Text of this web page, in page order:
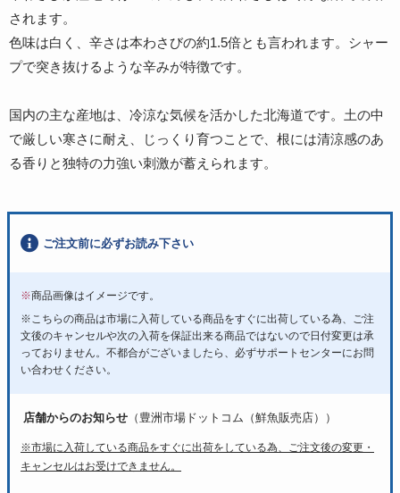
されます。
色味は白く、辛さは本わさびの約1.5倍とも言われます。シャー
プで突き抜けるような辛みが特徴です。
国内の主な産地は、冷涼な気候を活かした北海道です。土の中
で厳しい寒さに耐え、じっくり育つことで、根には清涼感のあ
る香りと独特の力強い刺激が蓄えられます。
ご注文前に必ずお読み下さい
※商品画像はイメージです。
※こちらの商品は市場に入荷している商品をすぐに出荷している為、ご注
文後のキャンセルや次の入荷を保証出来る商品ではないので日付変更は承
っておりません。不都合がございましたら、必ずサポートセンターにお問
い合わせください。
店舗からのお知らせ （豊洲市場ドットコム（鮮魚販売店））
※市場に入荷している商品をすぐに出荷をしている為、ご注文後の変更・
キャンセルはお受けできません。